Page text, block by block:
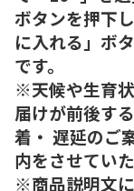
ボタンを押下
に入れる」ボ
です。
※天候や生育
届けが前後す
着・ 遅延のご
内をさせてい
※商品説明文に